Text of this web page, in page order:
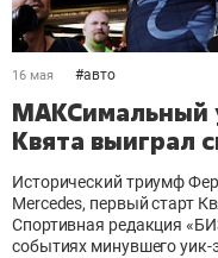
16 мая #авто
МАКСимальный
Квята выиграл
Исторический триумф
Mercedes, первый старт
Спортивная редакция
событиях минувшего